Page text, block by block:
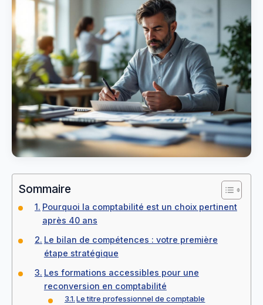
Sommaire
Pourquoi la comptabilité est un choix pertinent
après 40 ans
Le bilan de compétences : votre première
étape stratégique
Les formations accessibles pour une
reconversion en comptabilité
Le titre professionnel de comptable